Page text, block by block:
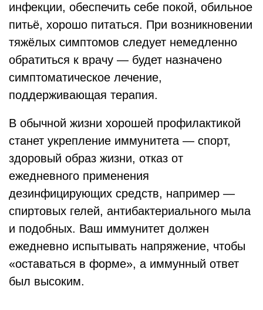
инфекции, обеспечить себе покой, обильное
питьё, хорошо питаться. При возникновении
тяжёлых симптомов следует немедленно
обратиться к врачу — будет назначено
симптоматическое лечение,
поддерживающая терапия.
В обычной жизни хорошей профилактикой
станет укрепление иммунитета — спорт,
здоровый образ жизни, отказ от
ежедневного применения
дезинфицирующих средств, например —
спиртовых гелей, антибактериального мыла
и подобных. Ваш иммунитет должен
ежедневно испытывать напряжение, чтобы
«оставаться в форме», а иммунный ответ
был высоким.